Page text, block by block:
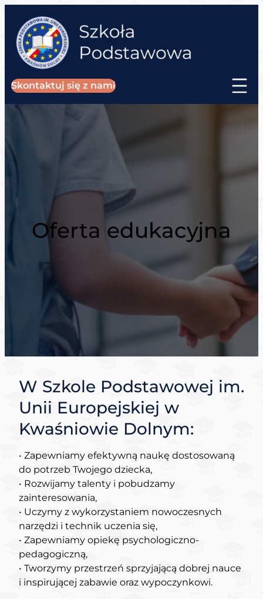
Skontaktuj się z nami
Oferta edukacyjna
W Szkole Podstawowej im.
Unii Europejskiej w
Kwaśniowie Dolnym:
• Zapewniamy efektywną naukę dostosowaną
do potrzeb Twojego dziecka,
• Rozwijamy talenty i pobudzamy
zainteresowania,
• Uczymy z wykorzystaniem nowoczesnych
narzędzi i technik uczenia się,
• Zapewniamy opiekę psychologiczno-
pedagogiczną,
• Tworzymy przestrzeń sprzyjającą dobrej nauce
i inspirującej zabawie oraz wypoczynkowi.